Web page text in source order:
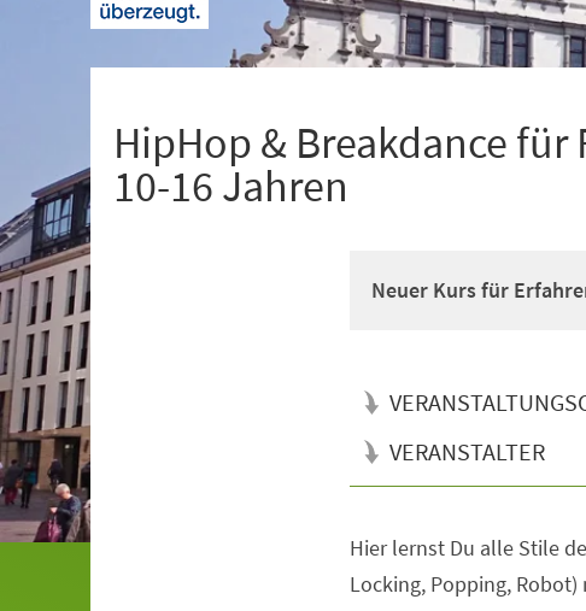
HipHop & Breakdance
10-16 Jahren
Neuer Kurs für
VERANSTALTER
Hier lernst Du alle Stile
Locking, Popping,